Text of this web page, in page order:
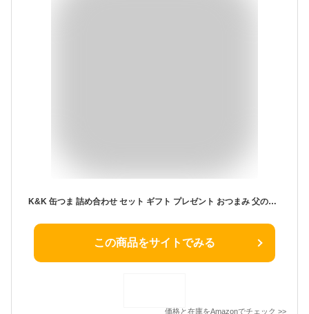
K&K 缶つま 詰め合わせ セット ギフト プレゼント おつまみ 父の日 お中元 高級缶詰 ビール 日本酒 ワイン 焼酎 ウイスキー (8種)
この商品をサイトでみる
価格と在庫をAmazonでチェック >>